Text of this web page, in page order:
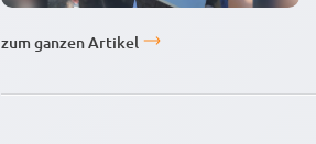
zum ganzen Artikel